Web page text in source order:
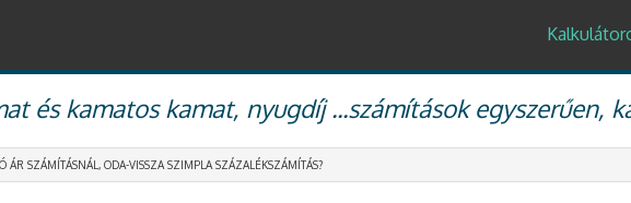
és kamatos kamat, nyugdíj ...számítások egyszerűen,
ÁR SZÁMÍTÁSNÁL, ODA-VISSZA SZIMPLA SZÁZALÉKSZÁMÍTÁS?